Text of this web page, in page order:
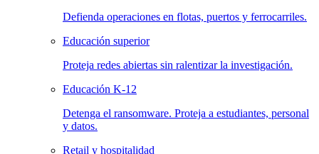
Defienda operaciones en flotas, puertos y ferrocarriles.
Educación superior
Proteja redes abiertas sin ralentizar la investigación.
Educación K-12
Detenga el ransomware. Proteja a estudiantes, personal
y datos.
Retail y hospitalidad